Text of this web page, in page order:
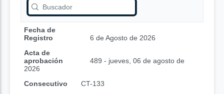
Fecha de
Registro
6 de Agosto de 2026
Acta de
aprobación
489 - jueves, 06 de agosto de
2026
Consecutivo
CT-133